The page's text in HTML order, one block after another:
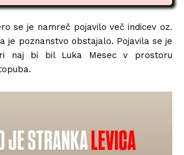
se je namreč pojavilo več indicev oz.
je poznanstvo obstajalo. Pojavila se je
naj bi bil Luka Mesec v prostoru